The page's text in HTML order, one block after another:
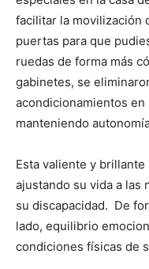
facilitar la movilización
puertas para que
ruedas de forma más
gabinetes, se
acondicionamientos
manteniendo
Esta valiente y
ajustando su vida a las
su discapacidad. De
lado, equilibrio
condiciones físicas de